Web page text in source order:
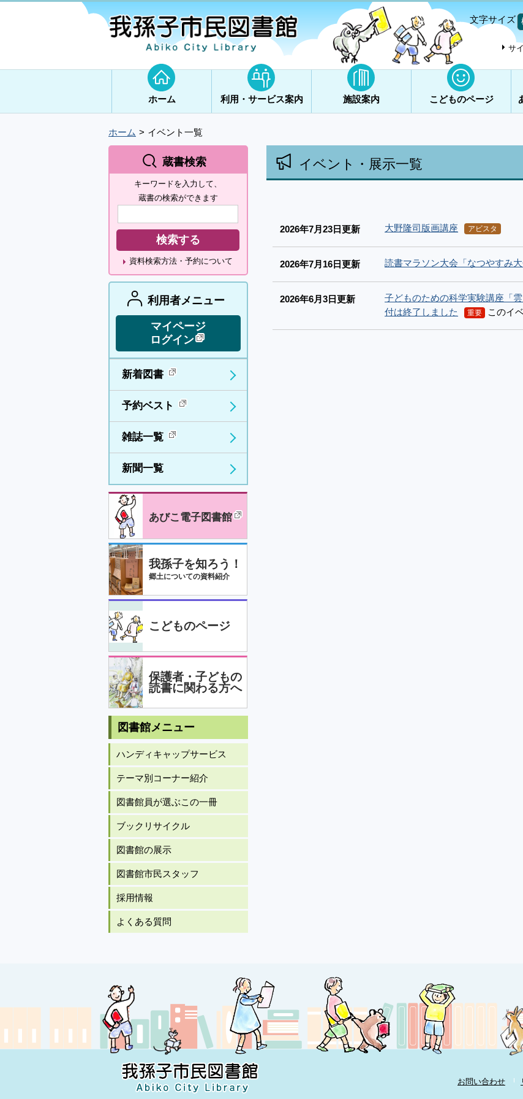
文字サイズ
サ
ホーム 利用・サービス案内 施設案内 こどものページ
ホーム イベント一覧
蔵書検索
キーワードを入力して、
蔵書の検索ができます
資料検索方法・予約について
利用者メニュー
マイページ
ログイン
新着図書
予約ベスト
雑誌一覧
新聞一覧
あびこ電子図書館
我孫子を知ろう！
郷土についての資料紹介
こどものページ
保護者・子どもの
読書に関わる方へ
図書館メニュー
ハンディキャップサービス
テーマ別コーナー紹介
図書館員が選ぶこの一冊
ブックリサイクル
図書館の展示
図書館市民スタッフ
採用情報
よくある質問
イベント・展示一覧
2026年7月23日更新 大野隆司版画講座 アビスタ
2026年7月16日更新 読書マラソン大会「なつやすみ大
2026年6月3日更新
子どものための科学実験講座「
付は終了しました
重要 このイ
お問い合わせ